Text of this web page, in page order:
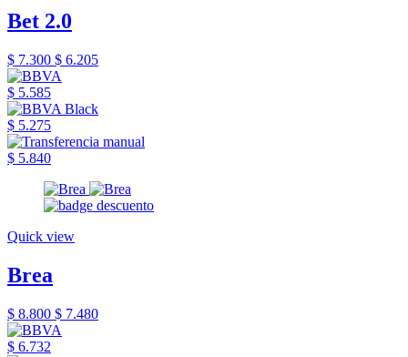
Bet 2.0
$ 7.300 $ 6.205
$ 5.585
$ 5.275
$ 5.840
Quick view
Brea
$ 8.800 $ 7.480
$ 6.732